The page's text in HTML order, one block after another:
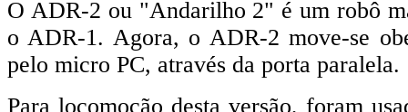
O ADR-2 ou "Andarilho 2" é um robô
o ADR-1. Agora, o ADR-2 move-se
pelo micro PC, através da porta paralela.
Para locomoção desta versão, foram